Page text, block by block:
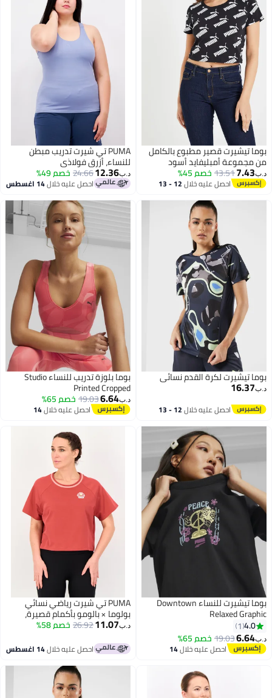
تيشيرت قصير مطبوع بالكامل
أمبليفايد أسود
7.43
13.51خصم 45%
احصل عليه خلال 12 - 13
PUMA تي شيرت تدريب مبطن
للنساء، أزرق فولاذي
12.36
24.66خصم 49%
احصل عليه خلال14 اغسطس
تيشيرت لكرة القدم نسائي
16.37
احصل عليه خلال 12 - 13
بوما بلوزة تدريب للنساء Studio
Printed Cropped
6.64
19.03خصم 65%
احصل عليه خلال14
اغسطس
بوما تيشيرت للنساء Downtown
Relaxed
4.0
1
6.64
19.03خصم 65%
احصل عليه خلال14
اغسطس
PUMA تي شيرت رياضي نسائي
بولوما × بالومو بأكمام قصيرة،
خارجي، أحمر
11.07
26.92خصم 58%
احصل عليه خلال14 اغسطس